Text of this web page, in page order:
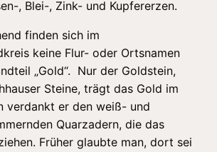
, Blei-, Zink- und Kupfererzen.
finden sich im
keine Flur- oder Ortsnamen
„Gold“. Nur der Goldstein,
Steine, trägt das Gold im
verdankt er den weiß- und
Quarzadern, die das
Früher glaubte man, dort sei